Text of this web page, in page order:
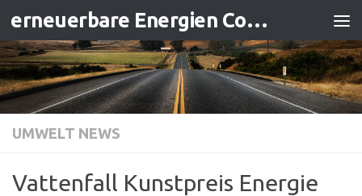
Zum Inhalt springen erneuerbare Energien Contracting
UMWELT NEWS
Vattenfall Kunstpreis Energie